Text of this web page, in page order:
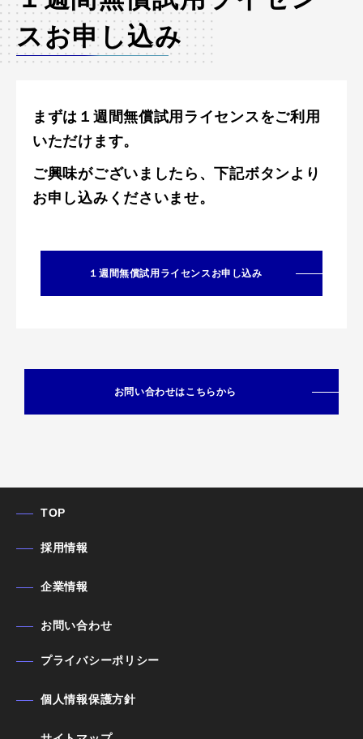
スお申し込み
まずは１週間無償試用ライセンスをご利用
いただけます。
ご興味がございましたら、下記ボタンより
お申し込みくださいませ。
１週間無償試用ライセンスお申し込み
お問い合わせはこちらから
TOP
採用情報
企業情報
お問い合わせ
プライバシーポリシー
個人情報保護方針